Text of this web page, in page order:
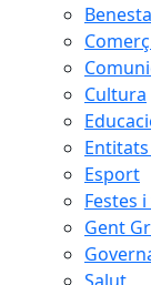
Cultura
Esport
Festes
Gent